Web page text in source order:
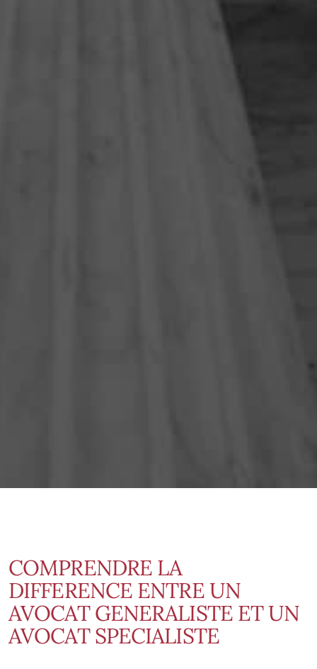
COMPRENDRE LA
DIFFERENCE ENTRE UN
AVOCAT GENERALISTE ET UN
AVOCAT SPECIALISTE